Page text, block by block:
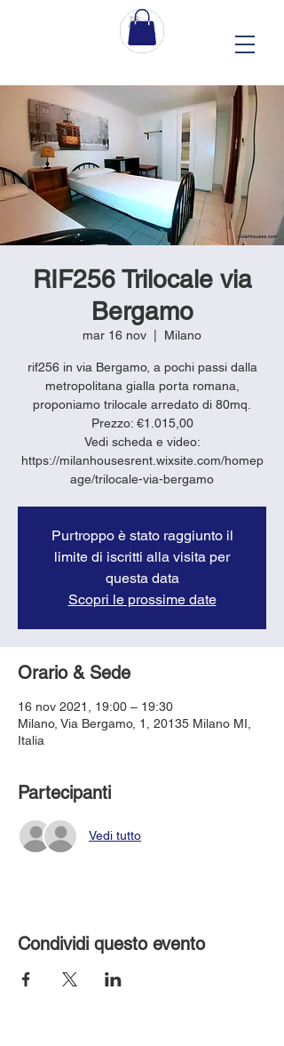
RIF256 Trilocale via
Bergamo
mar 16 nov Milano
rif256 in via Bergamo, a pochi passi dalla
metropolitana gialla porta romana,
proponiamo trilocale arredato di 80mq.
Prezzo: €1.015,00
Vedi scheda e video:
https://milanhousesrent.wixsite.com/homep
age/trilocale-via-bergamo
Purtroppo è stato raggiunto il
limite di iscritti alla visita per
questa data
Scopri le prossime date
Orario & Sede
16 nov 2021, 19:00 – 19:30
Milano, Via Bergamo, 1, 20135 Milano MI,
Italia
Partecipanti
Vedi tutto
Condividi questo evento